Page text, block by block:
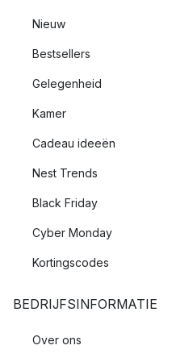
Nieuw
Bestsellers
Gelegenheid
Kamer
Cadeau ideeën
Nest Trends
Black Friday
Cyber Monday
Kortingscodes
BEDRIJFSINFORMATIE
Over ons